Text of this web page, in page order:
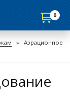
0
»
Аэрационное